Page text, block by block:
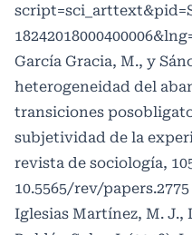
García Gracia, M., y
heterogeneidad del
transiciones
subjetividad de la
revista de sociología,
10.5565/rev/papers.2775
Iglesias Martínez, M. J.,